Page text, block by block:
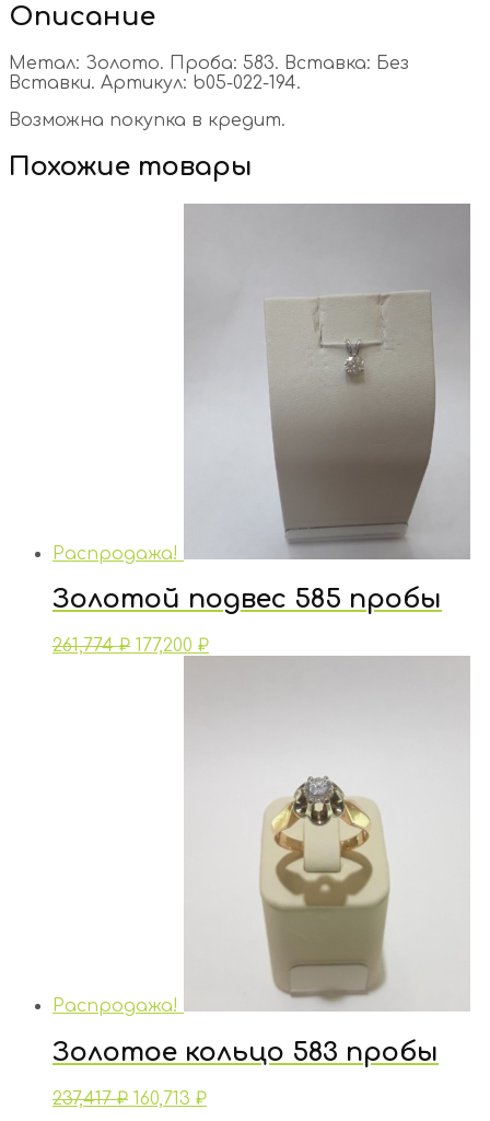
Описание
Метал: Золото. Проба: 583. Вставка: Без
Вставки. Артикул: b05-022-194.
Возможна покупка в кредит.
Похожие товары
Распродажа!
Золотой подвес 585 пробы
261,774₽ 177,200 ₽
Распродажа!
Золотое кольцо 583 пробы
237,417₽ 160,713 ₽